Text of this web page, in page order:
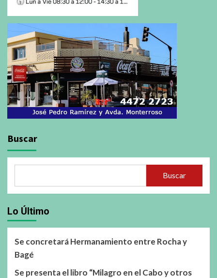
Buscar
Buscar
Lo Último
Se concretará Hermanamiento entre Rocha y
Bagé
Se presenta el libro “Milagro en el Cabo y otros